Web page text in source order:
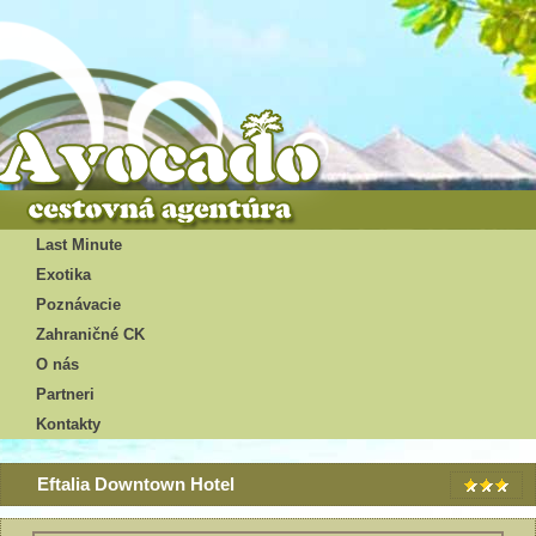
Last Minute
Exotika
Poznávacie
Zahraničné CK
O nás
Partneri
Kontakty
Eftalia Downtown Hotel